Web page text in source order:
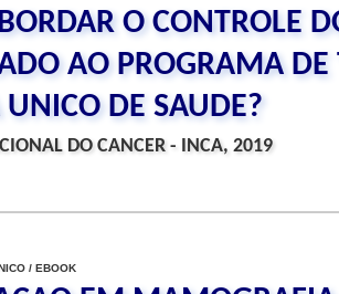
O CONTROLE
AO PROGRAMA DE
DE SAUDE?
DO CANCER - INCA, 2019
/ EBOOK